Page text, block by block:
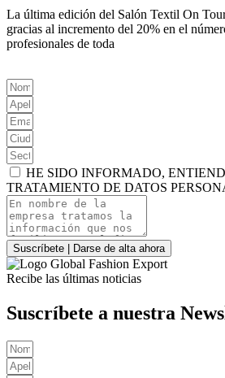
La última edición del Salón Textil On
gracias al incremento del 20% en el
profesionales de toda
HE SIDO INFORMADO,
TRATAMIENTO DE DATOS
Suscríbete | Darse de alta ahora
Recibe las últimas noticias
Suscríbete a nuestra